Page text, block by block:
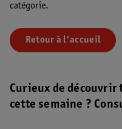
catégorie.
Retour à l'accueil
Curieux de découvrir
cette semaine ?